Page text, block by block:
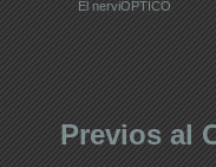
El nerviOPTICO
Previos al